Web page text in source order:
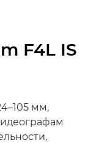
F4L IS
мм,